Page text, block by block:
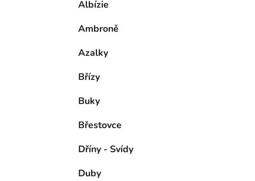
Albízie
Ambroně
Azalky
Břízy
Buky
Břestovce
Dříny - Svídy
Duby